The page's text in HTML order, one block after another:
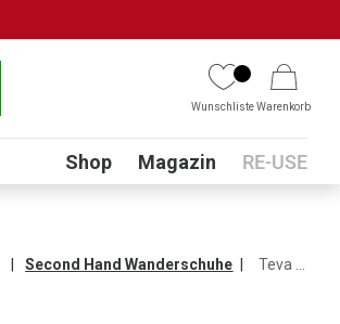
WunschlisteWarenkorb
Submenu
Shop Magazin RE-USE
Second Hand Wanderschuhe